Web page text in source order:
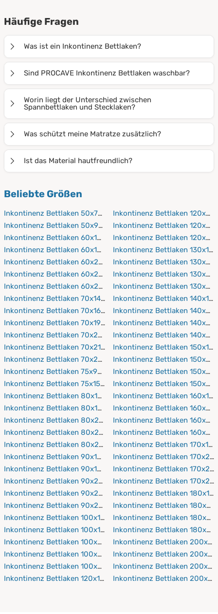
Häufige Fragen
Was ist ein Inkontinenz Bettlaken?
besonders bei Inkontinenz oder im Pflegebereich.
Sind PROCAVE Inkontinenz Bettlaken waschbar?
waschbar, formstabil und behalten ihre wasserdichte
Funktion auch nach vielen Wäschen.
Worin liegt der Unterschied zwischen
Spannbettlaken und Stecklaken?
zu wechseln.
Was schützt meine Matratze zusätzlich?
Ist das Material hautfreundlich?
die sich angenehm anfühlen.
Beliebte Größen
Inkontinenz Bettlaken 50x70 cm
Inkontinenz Bettlaken 50x90 cm
Inkontinenz Bettlaken 60x120 cm
Inkontinenz Bettlaken 60x190 cm
Inkontinenz Bettlaken 60x200 cm
Inkontinenz Bettlaken 60x210 cm
Inkontinenz Bettlaken 60x220 cm
Inkontinenz Bettlaken 70x140 cm
Inkontinenz Bettlaken 70x160 cm
Inkontinenz Bettlaken 70x190 cm
Inkontinenz Bettlaken 70x200 cm
Inkontinenz Bettlaken 70x210 cm
Inkontinenz Bettlaken 70x220 cm
Inkontinenz Bettlaken 75x90 cm
Inkontinenz Bettlaken 75x150 cm
Inkontinenz Bettlaken 80x160 cm
Inkontinenz Bettlaken 80x190 cm
Inkontinenz Bettlaken 80x200 cm
Inkontinenz Bettlaken 80x210 cm
Inkontinenz Bettlaken 80x220 cm
Inkontinenz Bettlaken 90x150 cm
Inkontinenz Bettlaken 90x190 cm
Inkontinenz Bettlaken 90x200 cm
Inkontinenz Bettlaken 90x210 cm
Inkontinenz Bettlaken 90x220 cm
Inkontinenz Bettlaken 100x150 cm
Inkontinenz Bettlaken 100x190 cm
Inkontinenz Bettlaken 100x200 cm
Inkontinenz Bettlaken 100x210 cm
Inkontinenz Bettlaken 100x220 cm
Inkontinenz Bettlaken 120x190 cm
Inkontinenz Bettlaken
Inkontinenz Bettlaken
Inkontinenz Bettlaken
Inkontinenz Bettlaken
Inkontinenz Bettlaken
Inkontinenz Bettlaken
Inkontinenz Bettlaken
Inkontinenz Bettlaken
Inkontinenz Bettlaken
Inkontinenz Bettlaken
Inkontinenz Bettlaken
Inkontinenz Bettlaken
Inkontinenz Bettlaken
Inkontinenz Bettlaken
Inkontinenz Bettlaken
Inkontinenz Bettlaken
Inkontinenz Bettlaken
Inkontinenz Bettlaken
Inkontinenz Bettlaken
Inkontinenz Bettlaken
Inkontinenz Bettlaken
Inkontinenz Bettlaken
Inkontinenz Bettlaken
Inkontinenz Bettlaken
Inkontinenz Bettlaken
Inkontinenz Bettlaken
Inkontinenz Bettlaken
Inkontinenz Bettlaken
Inkontinenz Bettlaken
Inkontinenz Bettlaken
Inkontinenz Bettlaken